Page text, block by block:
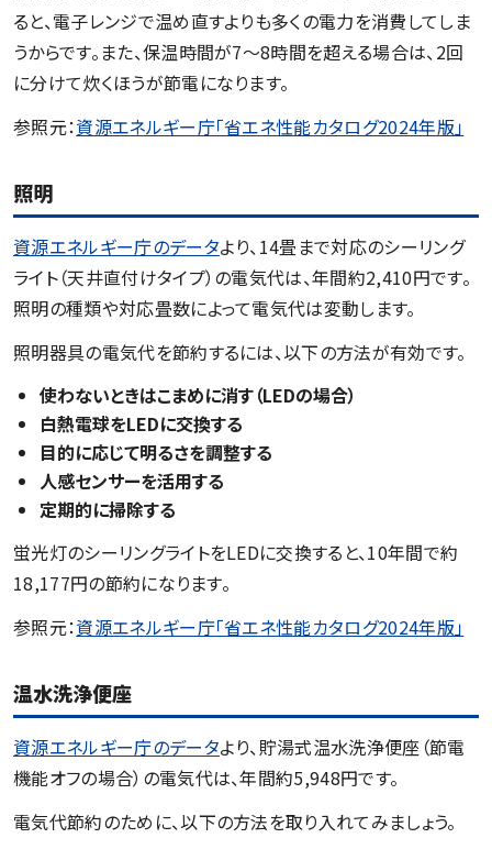
ると、電子レンジで温め直すよりも多くの電力を消費してしま
うからです。また、保温時間が7～8時間を超える場合は、2回
に分けて炊くほうが節電になります。
参照元：資源エネルギー庁「省エネ性能カタログ2024年版」
照明
資源エネルギー庁のデータより、14畳まで対応のシーリング
ライト（天井直付けタイプ）の電気代は、年間約2,410円です。
照明の種類や対応畳数によって電気代は変動します。
照明器具の電気代を節約するには、以下の方法が有効です。
使わないときはこまめに消す（LEDの場合）
白熱電球をLEDに交換する
目的に応じて明るさを調整する
人感センサーを活用する
定期的に掃除する
蛍光灯のシーリングライトをLEDに交換すると、10年間で約
18,177円の節約になります。
参照元：資源エネルギー庁「省エネ性能カタログ2024年版」
温水洗浄便座
資源エネルギー庁のデータより、貯湯式温水洗浄便座（節電
機能オフの場合）の電気代は、年間約5,948円です。
電気代節約のために、以下の方法を取り入れてみましょう。